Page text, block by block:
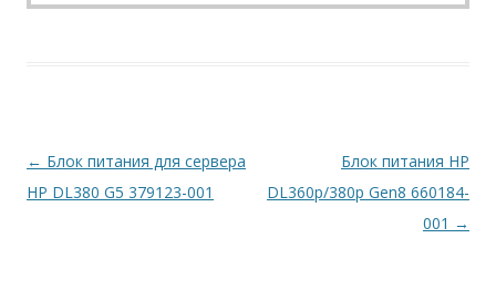
Навигация
по
← Блок питания для сервера
HP DL380 G5 379123-001
Блок питания HP
DL360p/380p Gen8 660184-
001 →